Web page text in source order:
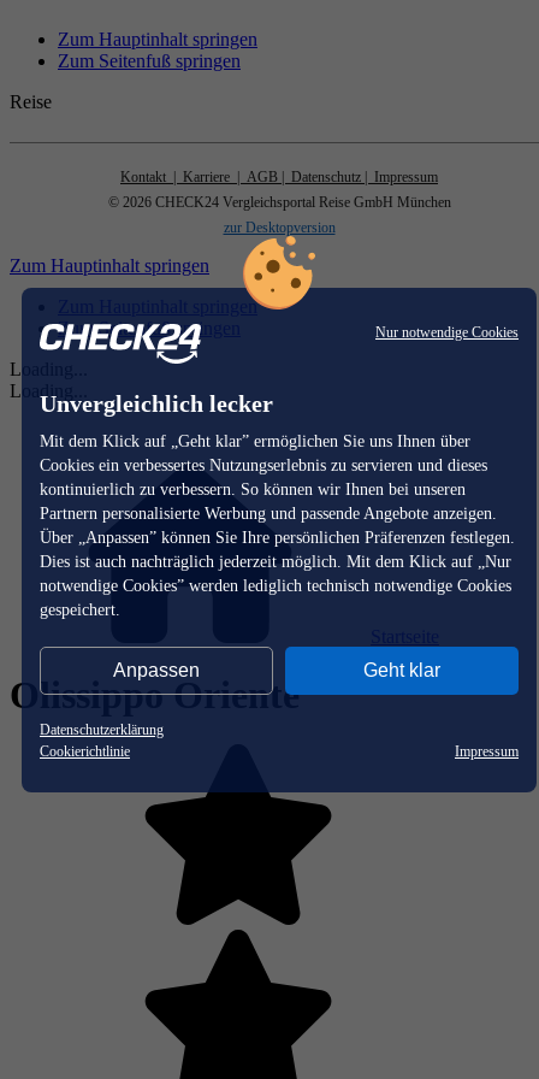
Nur notwendige Cookies
Unvergleichlich lecker
Mit dem Klick auf „Geht klar” ermöglichen Sie uns Ihnen über
Cookies ein verbessertes Nutzungserlebnis zu servieren und dieses
kontinuierlich zu verbessern. So können wir Ihnen bei unseren
Partnern personalisierte Werbung und passende Angebote anzeigen.
Über „Anpassen” können Sie Ihre persönlichen Präferenzen festlegen.
Dies ist auch nachträglich jederzeit möglich. Mit dem Klick auf „Nur
notwendige Cookies” werden lediglich technisch notwendige Cookies
gespeichert.
Anpassen Geht klar
Datenschutzerklärung
Cookierichtlinie
Impressum
Zum Hauptinhalt springen
Zum Seitenfuß springen
Reise
Kontakt | Karriere | AGB | Datenschutz
| Impressum
© 2026 CHECK24 Vergleichsportal Reise GmbH München
zur Desktopversion
Zum Hauptinhalt springen
Zum Hauptinhalt springen
Zum Seitenfuß springen
Loading...
Loading...
Olissippo Oriente